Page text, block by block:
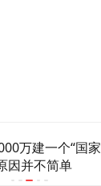
万建一个“国家
因并不简单
的名牌
被偷的那